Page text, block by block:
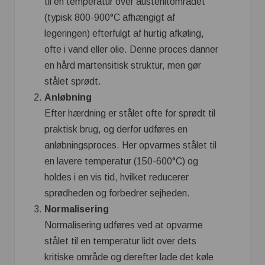
(typisk 800-900°C afhængigt af
legeringen) efterfulgt af hurtig afkøling,
ofte i vand eller olie. Denne proces danner
en hård martensitisk struktur, men gør
stålet sprødt.
Anløbning
Efter hærdning er stålet ofte for sprødt til
praktisk brug, og derfor udføres en
anløbningsproces. Her opvarmes stålet til
en lavere temperatur (150-600°C) og
holdes i en vis tid, hvilket reducerer
sprødheden og forbedrer sejheden.
Normalisering
Normalisering udføres ved at opvarme
stålet til en temperatur lidt over dets
kritiske område og derefter lade det køle